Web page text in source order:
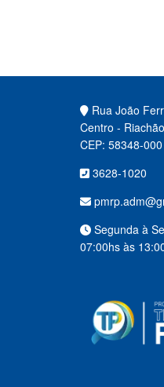
Rua João
Centro -
CEP: 58348-000
3628-1020
Segunda à
07:00hs às